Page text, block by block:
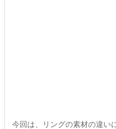
今回は、リングの素材の違い